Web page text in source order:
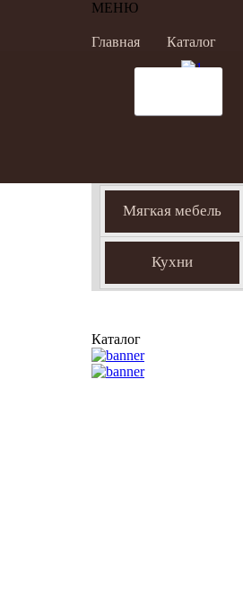
МЕНЮ
Главная Каталог
Мягкая мебель
Кухни
Каталог